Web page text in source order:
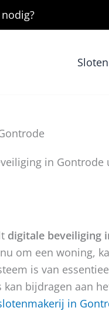
nodig?
in
digitale beveiliging
om een woning,
is van
kan bijdragen aan
in